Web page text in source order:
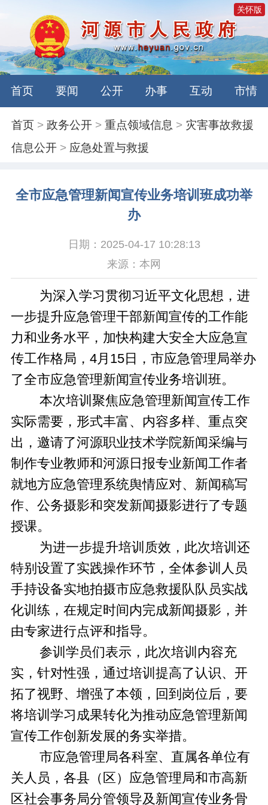
关怀版
首页 要闻 公开 办事 互动 市情
首页 >政务公开 >重点领域信息 > 灾害事故救援
信息公开 > 应急处置与救援
全市应急管理新闻宣传业务培训班成功举
办
日期：2025-04-17 10:28:13
来源：本网
为深入学习贯彻习近平文化思想，进
一步提升应急管理干部新闻宣传的工作能
力和业务水平，加快构建大安全大应急宣
传工作格局，4月15日，市应急管理局举办
了全市应急管理新闻宣传业务培训班。
本次培训聚焦应急管理新闻宣传工作
实际需要，形式丰富、内容多样、重点突
出，邀请了河源职业技术学院新闻采编与
制作专业教师和河源日报专业新闻工作者
就地方应急管理系统舆情应对、新闻稿写
作、公务摄影和突发新闻摄影进行了专题
授课。
为进一步提升培训质效，此次培训还
特别设置了实践操作环节，全体参训人员
手持设备实地拍摄市应急救援队队员实战
化训练，在规定时间内完成新闻摄影，并
由专家进行点评和指导。
参训学员们表示，此次培训内容充
实，针对性强，通过培训提高了认识、开
拓了视野、增强了本领，回到岗位后，要
将培训学习成果转化为推动应急管理新闻
宣传工作创新发展的务实举措。
市应急管理局各科室、直属各单位有
关人员，各县（区）应急管理局和市高新
区社会事务局分管领导及新闻宣传业务骨